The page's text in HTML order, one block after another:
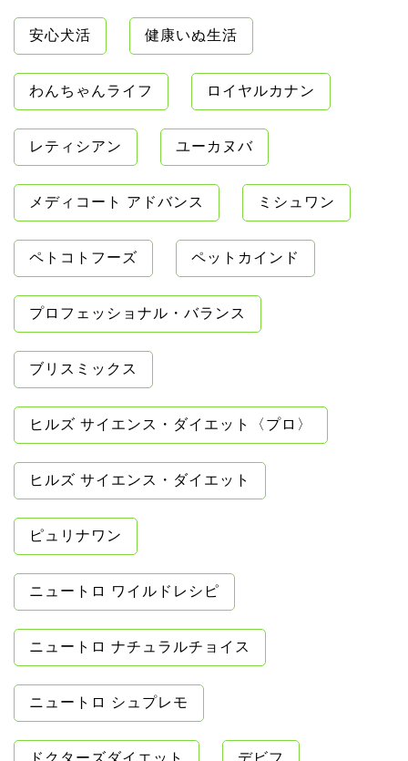
安心犬活 健康いぬ生活
わんちゃんライフ ロイヤルカナン
レティシアン ユーカヌバ
メディコート アドバンス ミシュワン
ペトコトフーズ ペットカインド
プロフェッショナル・バランス
ブリスミックス
ヒルズ サイエンス・ダイエット〈プロ〉
ヒルズ サイエンス・ダイエット
ピュリナワン
ニュートロ ワイルドレシピ
ニュートロ ナチュラルチョイス
ニュートロ シュプレモ
ドクターズダイエット デビフ